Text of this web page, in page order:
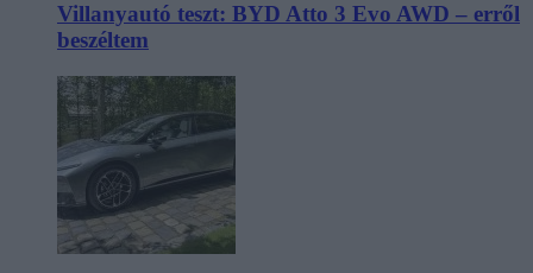
Villanyautó teszt: BYD Atto 3 Evo AWD – erről
beszéltem